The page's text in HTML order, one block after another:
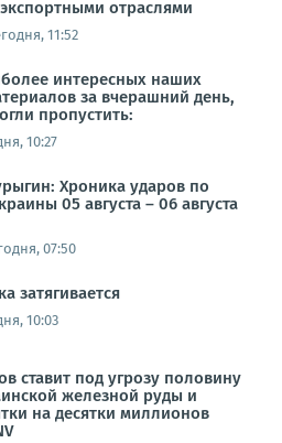
отраслями
11:52
интересных наших
за вчерашний день,
пропустить:
10:27
Хроника ударов по
05 августа – 06 августа
07:50
затягивается
10:03
ставит под угрозу половину
железной руды и
на десятки миллионов